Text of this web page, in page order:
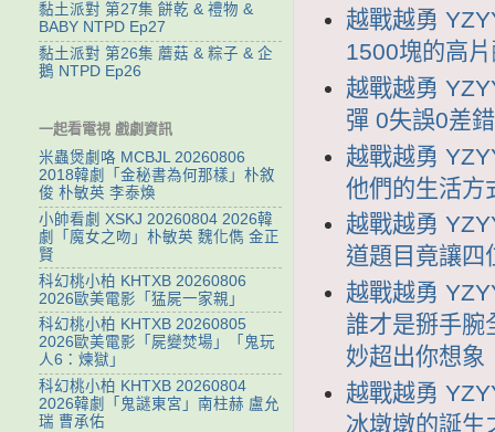
越戰越勇
1500塊的高
越戰越勇
彈 0失誤0差
越戰越勇
他們的生活方
越戰越勇
道題目竟讓四
越戰越勇
誰才是掰手腕
妙超出你想象
越戰越勇
冰墩墩的誕生
黏土派對 第27集 餅乾 & 禮物 &
BABY NTPD Ep27
黏土派對 第26集 蘑菇 & 粽子 & 企
鵝 NTPD Ep26
一起看電視 戲劇資訊
米蟲煲劇咯 MCBJL 20260806
2018韓劇「金秘書為何那樣」朴敘
俊 朴敏英 李泰煥
小帥看劇 XSKJ 20260804 2026韓
劇「魔女之吻」朴敏英 魏化儁 金正
賢
科幻桃小柏 KHTXB 20260806
2026歐美電影「猛屍一家親」
科幻桃小柏 KHTXB 20260805
2026歐美電影「屍變焚場」「鬼玩
人6：煉獄」
科幻桃小柏 KHTXB 20260804
2026韓劇「鬼謎東宮」南柱赫 盧允
瑞 曹承佑